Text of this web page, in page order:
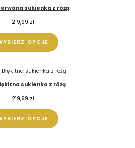
sukienka z różą
219,99 zł
OPCJE
sukienka z różą
219,99 zł
OPCJE